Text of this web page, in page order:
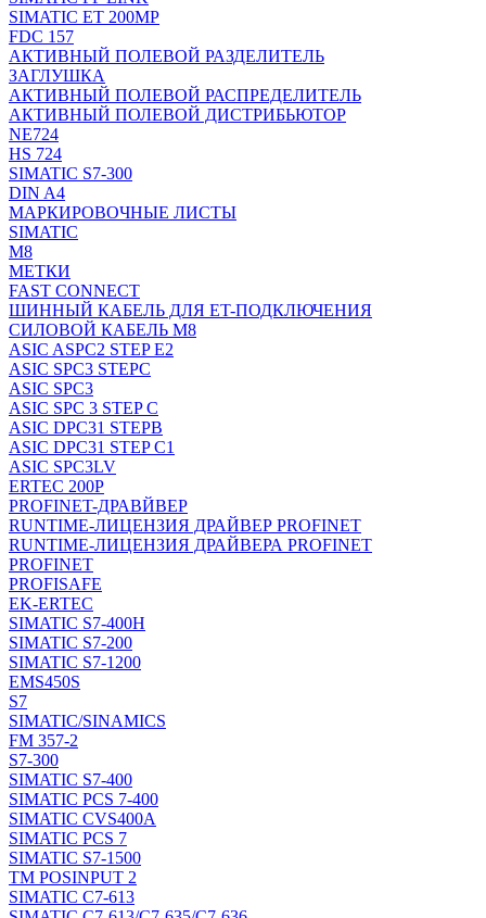
SIMATIC ET 200MP
FDC 157
АКТИВНЫЙ ПОЛЕВОЙ РАЗДЕЛИТЕЛЬ
ЗАГЛУШКА
АКТИВНЫЙ ПОЛЕВОЙ РАСПРЕДЕЛИТЕЛЬ
АКТИВНЫЙ ПОЛЕВОЙ ДИСТРИБЬЮТОР
NE724
HS 724
SIMATIC S7-300
DIN A4
МАРКИРОВОЧНЫЕ ЛИСТЫ
SIMATIC
M8
МЕТКИ
FAST CONNECT
ШИННЫЙ КАБЕЛЬ ДЛЯ ET-ПОДКЛЮЧЕНИЯ
СИЛОВОЙ КАБЕЛЬ M8
ASIC ASPC2 STEP E2
ASIC SPC3 STEPC
ASIC SPC3
ASIC SPC 3 STEP C
ASIC DPC31 STEPB
ASIC DPC31 STEP C1
ASIC SPC3LV
ERTEC 200P
PROFINET-ДРАВЙВЕР
RUNTIME-ЛИЦЕНЗИЯ ДРАЙВЕР PROFINET
RUNTIME-ЛИЦЕНЗИЯ ДРАЙВЕРА PROFINET
PROFINET
PROFISAFE
EK-ERTEC
SIMATIC S7-400H
SIMATIC S7-200
SIMATIC S7-1200
EMS450S
S7
SIMATIC/SINAMICS
FM 357-2
S7-300
SIMATIC S7-400
SIMATIC PCS 7-400
SIMATIC CVS400A
SIMATIC PCS 7
SIMATIC S7-1500
TM POSINPUT 2
SIMATIC C7-613